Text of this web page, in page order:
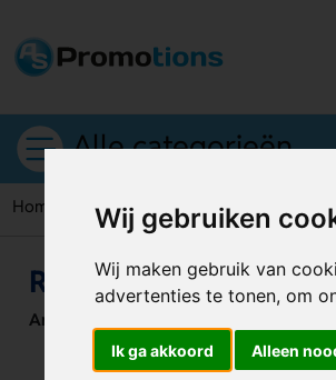
Wij gebruiken
Wij maken gebruik van
advertenties te tonen, om
Ik ga akkoord Alleen
Alle categorieën
Home Poncho Regenponcho in
Regenponcho in
Artikelnummer: